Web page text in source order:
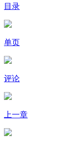
目录
单页
评论
上一章